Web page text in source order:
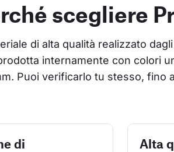
scegliere
di alta qualità realizzato
internamente con colori
Puoi verificarlo tu stesso, fino
di
Alta